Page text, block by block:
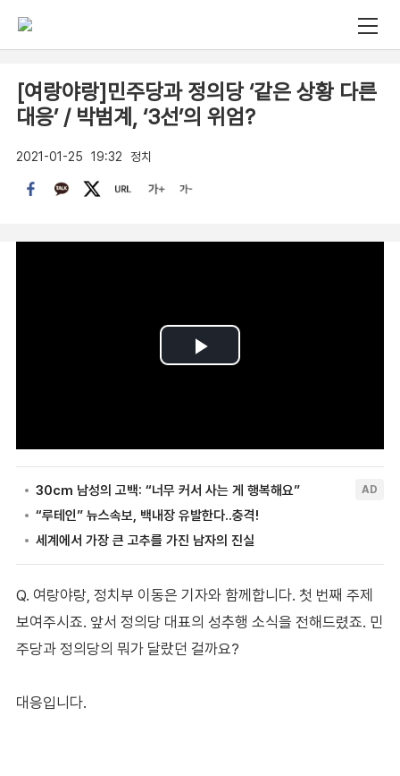
[여랑야랑]민주당과 정의당 ‘같은 상황 다른
대응’ / 박범계, ‘3선’의 위엄?
2021-01-25 19:32 정치
Q. 여랑야랑, 정치부 이동은 기자와 함께합니다. 첫 번째 주제
보여주시죠. 앞서 정의당 대표의 성추행 소식을 전해드렸죠. 민
주당과 정의당의 뭐가 달랐던 걸까요?
대응입니다.